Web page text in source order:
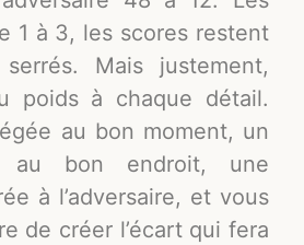
1 à 3, les scores restent
serrés. Mais justement,
poids à chaque détail.
au bon moment, un
au bon endroit, une
à l’adversaire, et vous
de créer l’écart qui fera